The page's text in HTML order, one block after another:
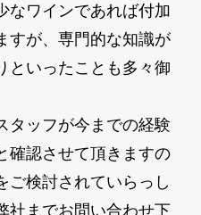
なワインであれば付加
すが、専門的な知識が
といったことも多々御
タッフが今までの経験
確認させて頂きますの
ご検討されていらっし
社までお問い合わせ下